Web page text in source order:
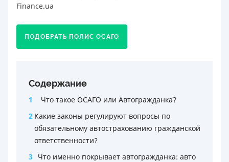
Finance.ua
ПОДОБРАТЬ ПОЛИС ОСАГО
Содержание
1
Что такое ОСАГО или Автогражданка?
2 Какие законы регулируют вопросы по
обязательному автострахованию гражданской
ответственности?
3
Что именно покрывает автогражданка: авто